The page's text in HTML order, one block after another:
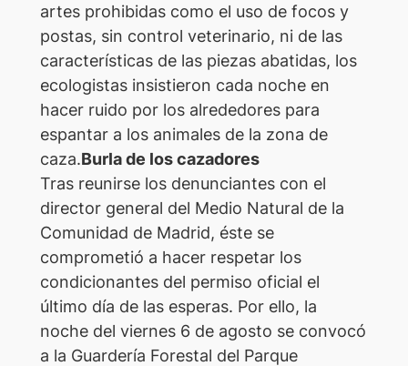
artes prohibidas como el uso de focos y
postas, sin control veterinario, ni de las
características de las piezas abatidas, los
ecologistas insistieron cada noche en
hacer ruido por los alrededores para
espantar a los animales de la zona de
caza.Burla de los cazadores
Tras reunirse los denunciantes con el
director general del Medio Natural de la
Comunidad de Madrid, éste se
comprometió a hacer respetar los
condicionantes del permiso oficial el
último día de las esperas. Por ello, la
noche del viernes 6 de agosto se convocó
a la Guardería Forestal del Parque